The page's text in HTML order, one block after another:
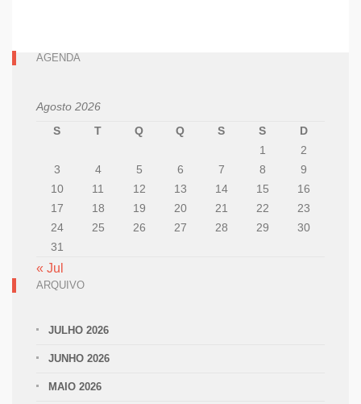
AGENDA
Agosto 2026
S
T Q Q S S
D
1
2
3
4 5 6 7 8
9
10
11 12 13 14 15
16
17
18 19 20 21 22
23
24
25 26 27 28 29
30
31
« Jul
ARQUIVO
JULHO 2026
JUNHO 2026
MAIO 2026